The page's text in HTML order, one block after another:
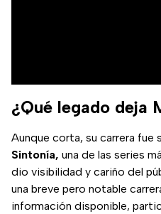
¿Qué legado deja
Aunque corta, su carrera fue
Sintonía, una de las series
dio visibilidad y cariño del
una breve pero notable
información disponible,